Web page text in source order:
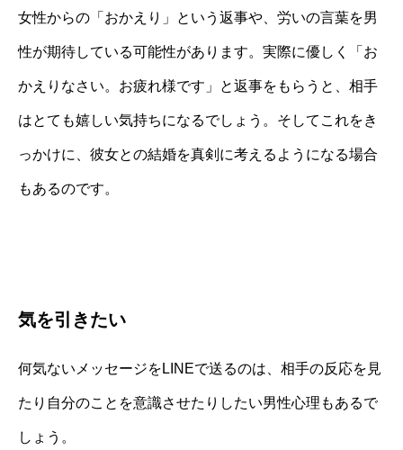
女性からの「おかえり」という返事や、労いの言葉を男
性が期待している可能性があります。実際に優しく「お
かえりなさい。お疲れ様です」と返事をもらうと、相手
はとても嬉しい気持ちになるでしょう。そしてこれをき
っかけに、彼女との結婚を真剣に考えるようになる場合
もあるのです。
気を引きたい
何気ないメッセージをLINEで送るのは、相手の反応を見
たり自分のことを意識させたりしたい男性心理もあるで
しょう。